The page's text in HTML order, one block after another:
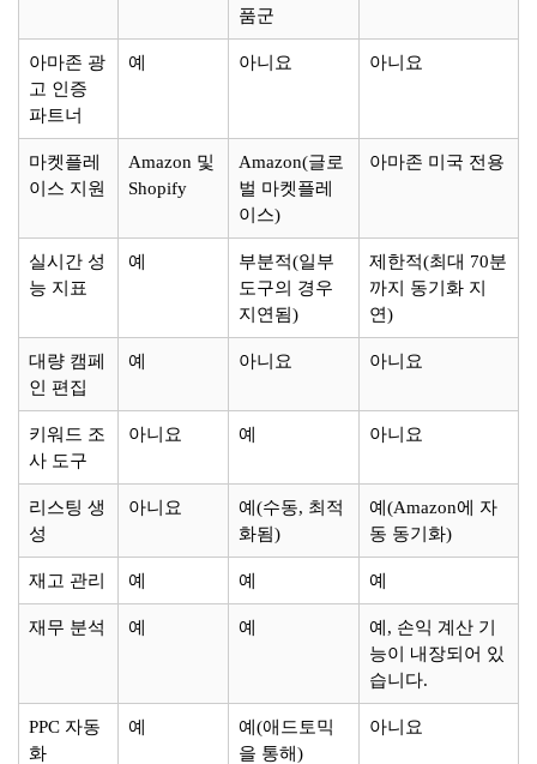
품군
아마존 광
고 인증
파트너
예 아니요 아니요
마켓플레
이스 지원
Amazon 및
Shopify
Amazon(글로
벌 마켓플레
이스)
아마존 미국 전용
실시간 성
능 지표
예
부분적(일부
도구의 경우
지연됨)
제한적(최대 70분
까지 동기화 지
연)
대량 캠페
인 편집
예 아니요 아니요
키워드 조
사 도구
아니요 예 아니요
리스팅 생
성
아니요
예(수동, 최적
화됨)
예(Amazon에 자
동 동기화)
재고 관리 예 예 예
재무 분석 예 예
예, 손익 계산 기
능이 내장되어 있
습니다.
PPC 자동
화
예
예(애드토믹
을 통해)
아니요